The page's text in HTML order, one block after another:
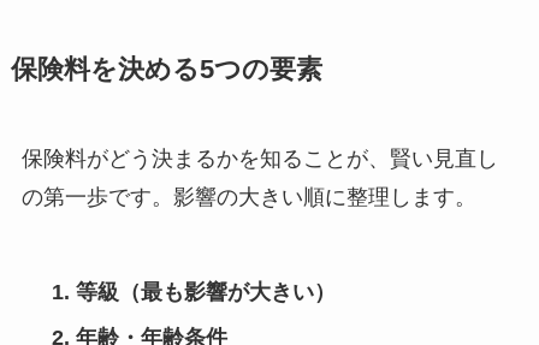
保険料を決める5つの要素
保険料がどう決まるかを知ることが、賢い見直し
の第一歩です。影響の大きい順に整理します。
等級（最も影響が大きい）
年齢・年齢条件